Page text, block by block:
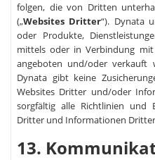
folgen, die von Dritten
(„Websites Dritter“). Dynata
oder Produkte,
mittels oder in Verbindung
angeboten und/oder verkauft
Dynata gibt keine
Websites Dritter und/oder
sorgfältig alle Richtlinien und
Dritter und Informationen
13.